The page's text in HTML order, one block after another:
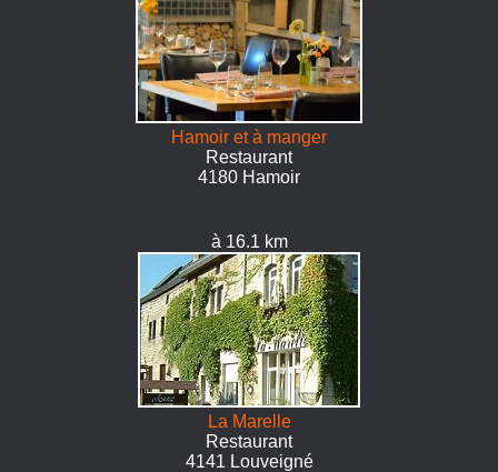
Hamoir et à manger
Restaurant
4180 Hamoir
à 16.1 km
La Marelle
Restaurant
4141 Louveigné